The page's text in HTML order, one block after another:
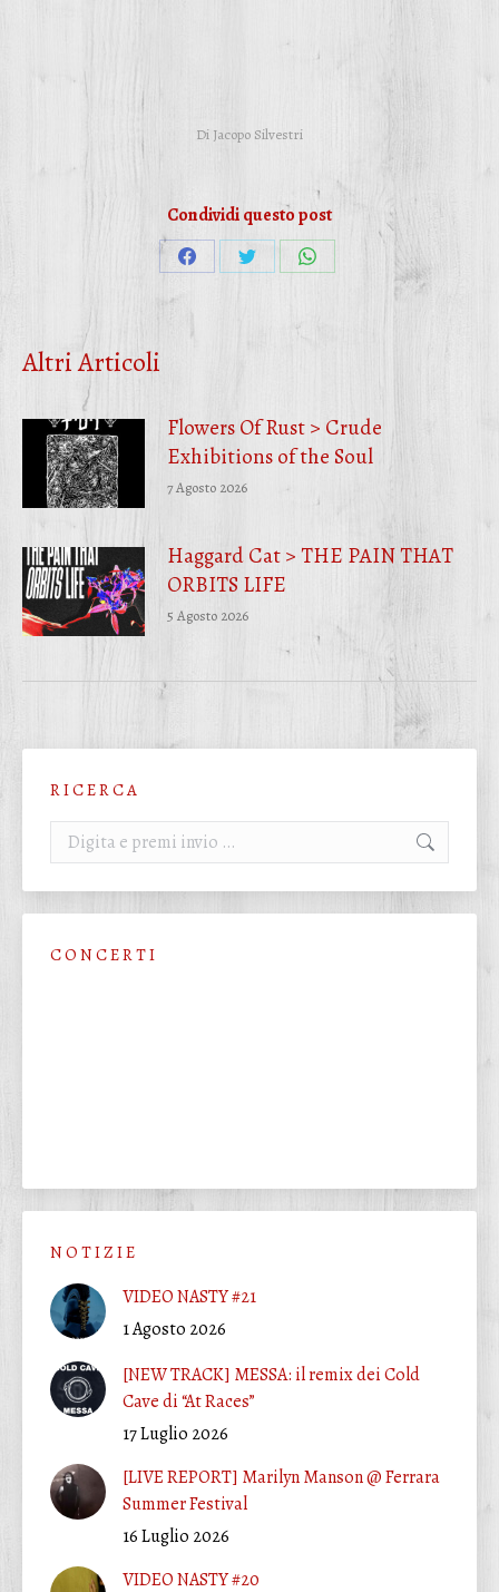
Di Jacopo Silvestri
Condividi questo post
Condividi
Facebook
CondividiCondividi
Altri Articoli
Flowers Of Rust > Crude
Exhibitions of the Soul
7 Agosto 2026
Haggard Cat > THE PAIN THAT
ORBITS LIFE
5 Agosto 2026
R I C E R C A
Cerca:
C O N C E R T I
N O T I Z I E
VIDEO NASTY #21
1 Agosto 2026
[NEW TRACK] MESSA: il remix dei Cold
Cave di “At Races”
17 Luglio 2026
[LIVE REPORT] Marilyn Manson @ Ferrara
Summer Festival
16 Luglio 2026
VIDEO NASTY #20